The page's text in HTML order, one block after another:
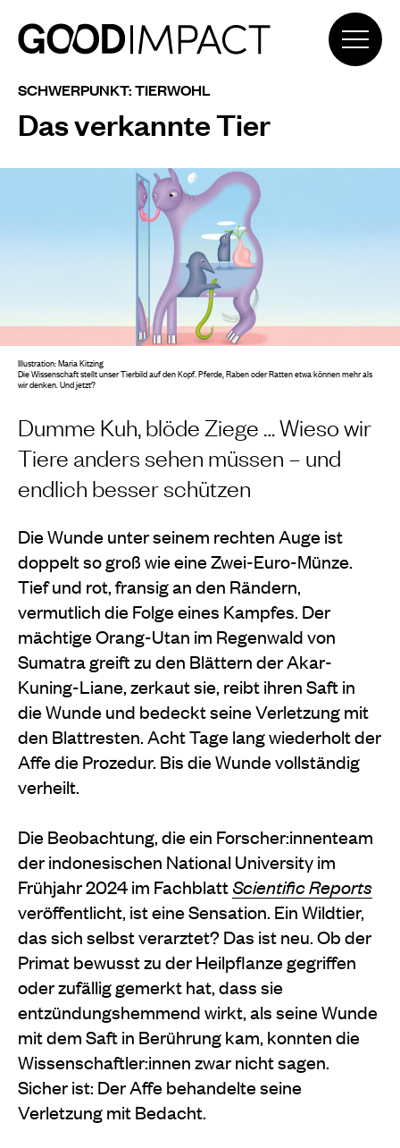
SCHWERPUNKT: TIERWOHL
Das verkannte Tier
Dumme Kuh, blöde Ziege … Wieso wir
Tiere anders sehen müssen – und
endlich besser schützen
Die Wunde unter seinem rechten Auge ist
doppelt so groß wie eine Zwei-Euro-Münze.
Tief und rot, fransig an den Rändern,
vermutlich die Folge eines Kampfes. Der
mächtige Orang-Utan im Regenwald von
Sumatra greift zu den Blättern der Akar-
Kuning-Liane, zerkaut sie, reibt ihren Saft in
die Wunde und bedeckt seine Verletzung mit
den Blattresten. Acht Tage lang wiederholt der
Affe die Prozedur. Bis die Wunde vollständig
verheilt.
Die Beobachtung, die ein Forscher:innenteam
der indonesischen National University im
Frühjahr 2024 im FachblattScientificReports
veröffentlicht, ist eine Sensation. Ein Wildtier,
das sich selbst verarztet? Das ist neu. Ob der
Primat bewusst zu der Heilpflanze gegriffen
oder zufällig gemerkt hat, dass sie
entzündungshemmend wirkt, als seine Wunde
mit dem Saft in Berührung kam, konnten die
Wissenschaftler:innen zwar nicht sagen.
Sicher ist: Der Affe behandelte seine
Verletzung mit Bedacht.
Illustration: Maria Kitzing
Die Wissenschaft stellt unser Tierbild auf den Kopf. Pferde, Raben oder Ratten etwa können mehr als
wir denken. Und jetzt?